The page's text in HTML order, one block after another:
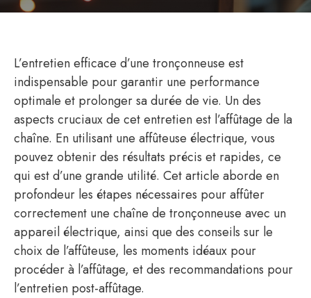
L’entretien efficace d’une tronçonneuse est
indispensable pour garantir une performance
optimale et prolonger sa durée de vie. Un des
aspects cruciaux de cet entretien est l’affûtage de la
chaîne. En utilisant une affûteuse électrique, vous
pouvez obtenir des résultats précis et rapides, ce
qui est d’une grande utilité. Cet article aborde en
profondeur les étapes nécessaires pour affûter
correctement une chaîne de tronçonneuse avec un
appareil électrique, ainsi que des conseils sur le
choix de l’affûteuse, les moments idéaux pour
procéder à l’affûtage, et des recommandations pour
l’entretien post-affûtage.